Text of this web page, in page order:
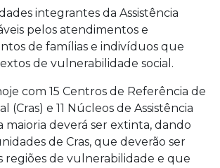
integrantes da Assistência
pelos atendimentos e
de famílias e indivíduos que
de vulnerabilidade social.
com 15 Centros de Referência de
(Cras) e 11 Núcleos de Assistência
maioria deverá ser extinta, dando
de Cras, que deverão ser
regiões de vulnerabilidade e que